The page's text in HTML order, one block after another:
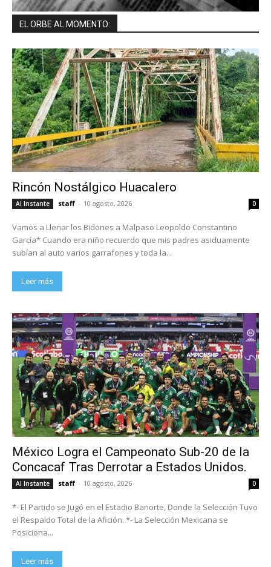
EL ORBE AL MOMENTO:
Rincón Nostálgico Huacalero
Al Instante staff - 10 agosto, 2026 0
Vamos a Llenar los Bidones a Malpaso Leopoldo Constantino
García* Cuando era niño recuerdo que mis padres asiduamente
subían al auto varios garrafones y toda la...
Leer más
México Logra el Campeonato Sub-20 de la
Concacaf Tras Derrotar a Estados Unidos.
Al Instante staff - 10 agosto, 2026 0
*- El Partido se Jugó en el Estadio Banorte, Donde la Selección Tuvo
el Respaldo Total de la Afición. *- La Selección Mexicana se
Posiciona...
Leer más